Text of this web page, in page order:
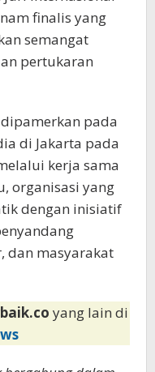
finalis yang
semangat
pertukaran
pada
di Jakarta pada
kerja sama
organisasi yang
dengan inisiatif
dan masyarakat
yang lain di